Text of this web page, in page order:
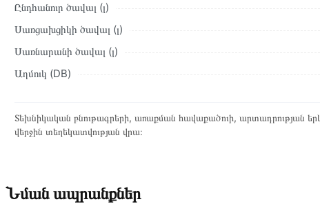
Ընդհանուր ծավալ (լ)
Սառցախցիկի ծավալ (լ)
Սառնարանի ծավալ (լ)
Աղմուկ (DB)
Տեխնիկական բնութագրերի, առաքման հավաքածուի, արտադրության
վերջին տեղեկատվության վրա։
Նման ապրանքներ